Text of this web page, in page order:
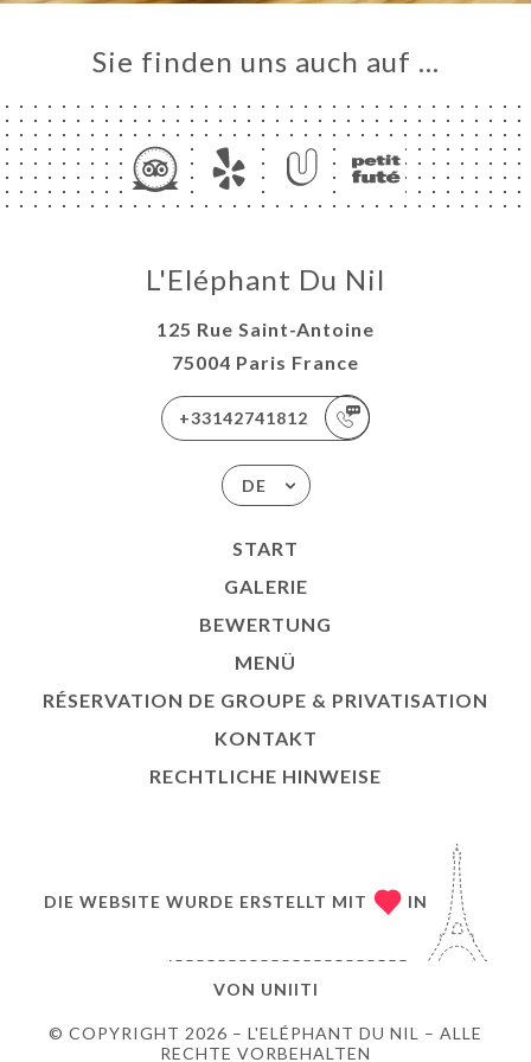
Sie finden uns auch auf …
L'Eléphant Du Nil
125 Rue Saint-Antoine
75004 Paris France
+33142741812
DE
START
GALERIE
BEWERTUNG
MENÜ
RÉSERVATION DE GROUPE & PRIVATISATION
KONTAKT
RECHTLICHE HINWEISE
© COPYRIGHT 2026 – L'ELÉPHANT DU NIL – ALLE
RECHTE VORBEHALTEN
DIE WEBSITE WURDE ERSTELLT MIT IN
VON UNIITI